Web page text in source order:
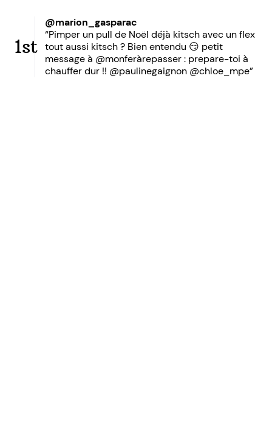
1st
@marion_gasparac
“Pimper un pull de Noël déjà kitsch avec un flex
tout aussi kitsch ? Bien entendu 😏 petit
message à @monferàrepasser : prepare-toi à
chauffer dur !! @paulinegaignon @chloe_mpe”